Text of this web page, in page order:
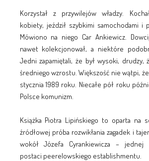
Korzystał z przywilejów władzy.
kobiety, jeździł szybkimi samochodami i
Mówiono na niego Car Ankiewicz.
nawet kolekcjonował, a niektóre
Jedni zapamiętali, że był wysoki, drudzy,
średniego wzrostu. Większość nie wątpi, że
stycznia 1989 roku. Niecałe pół roku
Polsce komunizm.
Książka Piotra Lipińskiego to oparta na
źródłowej próba rozwikłania zagadek i
wokół Józefa Cyrankiewicza – jednej
postaci peerelowskiego establishmentu.